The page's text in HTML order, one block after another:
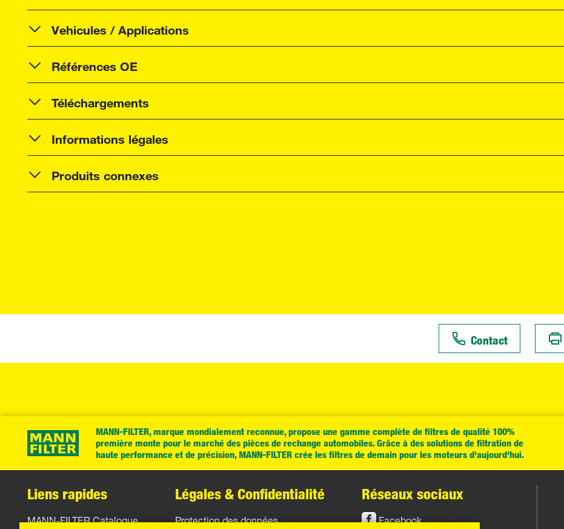
Vehicules / Applications
Références OE
Téléchargements
Informations légales
Produits connexes
Contact
MANN-FILTER, marque mondialement reconnue, propose une gamme complète de filtres de qualité 100%
première monte pour le marché des pièces de rechange automobiles. Grâce à des solutions de filtration de
haute performance et de précision, MANN-FILTER crée les filtres de demain pour les moteurs d'aujourd'hui.
Liens rapides
MANN-FILTER Catalogue
Légales & Confidentialité
Protection des données
Réseaux sociaux
Facebook